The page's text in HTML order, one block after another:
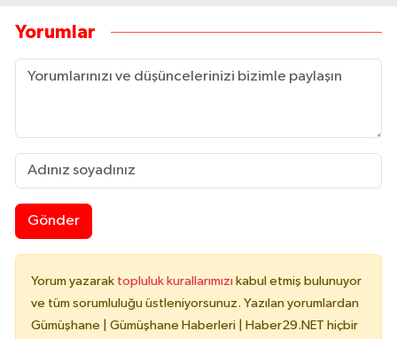
Yorumlar
Gönder
Yorum yazarak topluluk kurallarımızı kabul etmiş bulunuyor
ve tüm sorumluluğu üstleniyorsunuz. Yazılan yorumlardan
Gümüşhane | Gümüşhane Haberleri | Haber29.NET hiçbir